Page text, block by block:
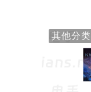
其他分类